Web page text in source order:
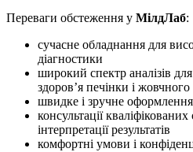
Переваги обстеження у МілдЛаб:
сучасне обладнання для
діагностики
широкий спектр аналізів
здоров’я печінки і жовчного
швидке і зручне оформлення
консультації кваліфікованих
інтерпретації результатів
комфортні умови і